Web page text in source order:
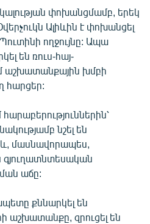
փոխանցմամբ, երեկ
Ալիևին է փոխանցել
ողջույնը: Ապա
են ռուս-հայ-
աշխատանքային խմբի
հարցեր:
նշել են
մասնավորապես,
աճը:
քննարկել են
աշխատանքը, զրուցել են